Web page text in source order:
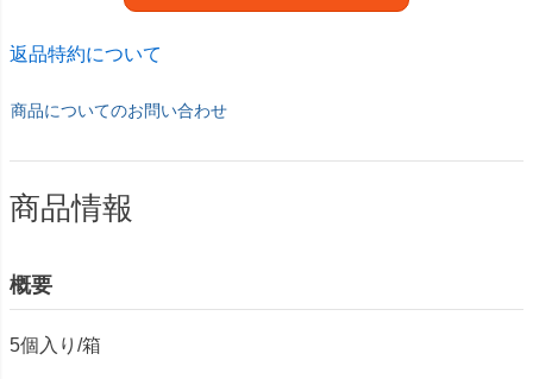
返品特約について
商品についてのお問い合わせ
商品情報
概要
5個入り/箱